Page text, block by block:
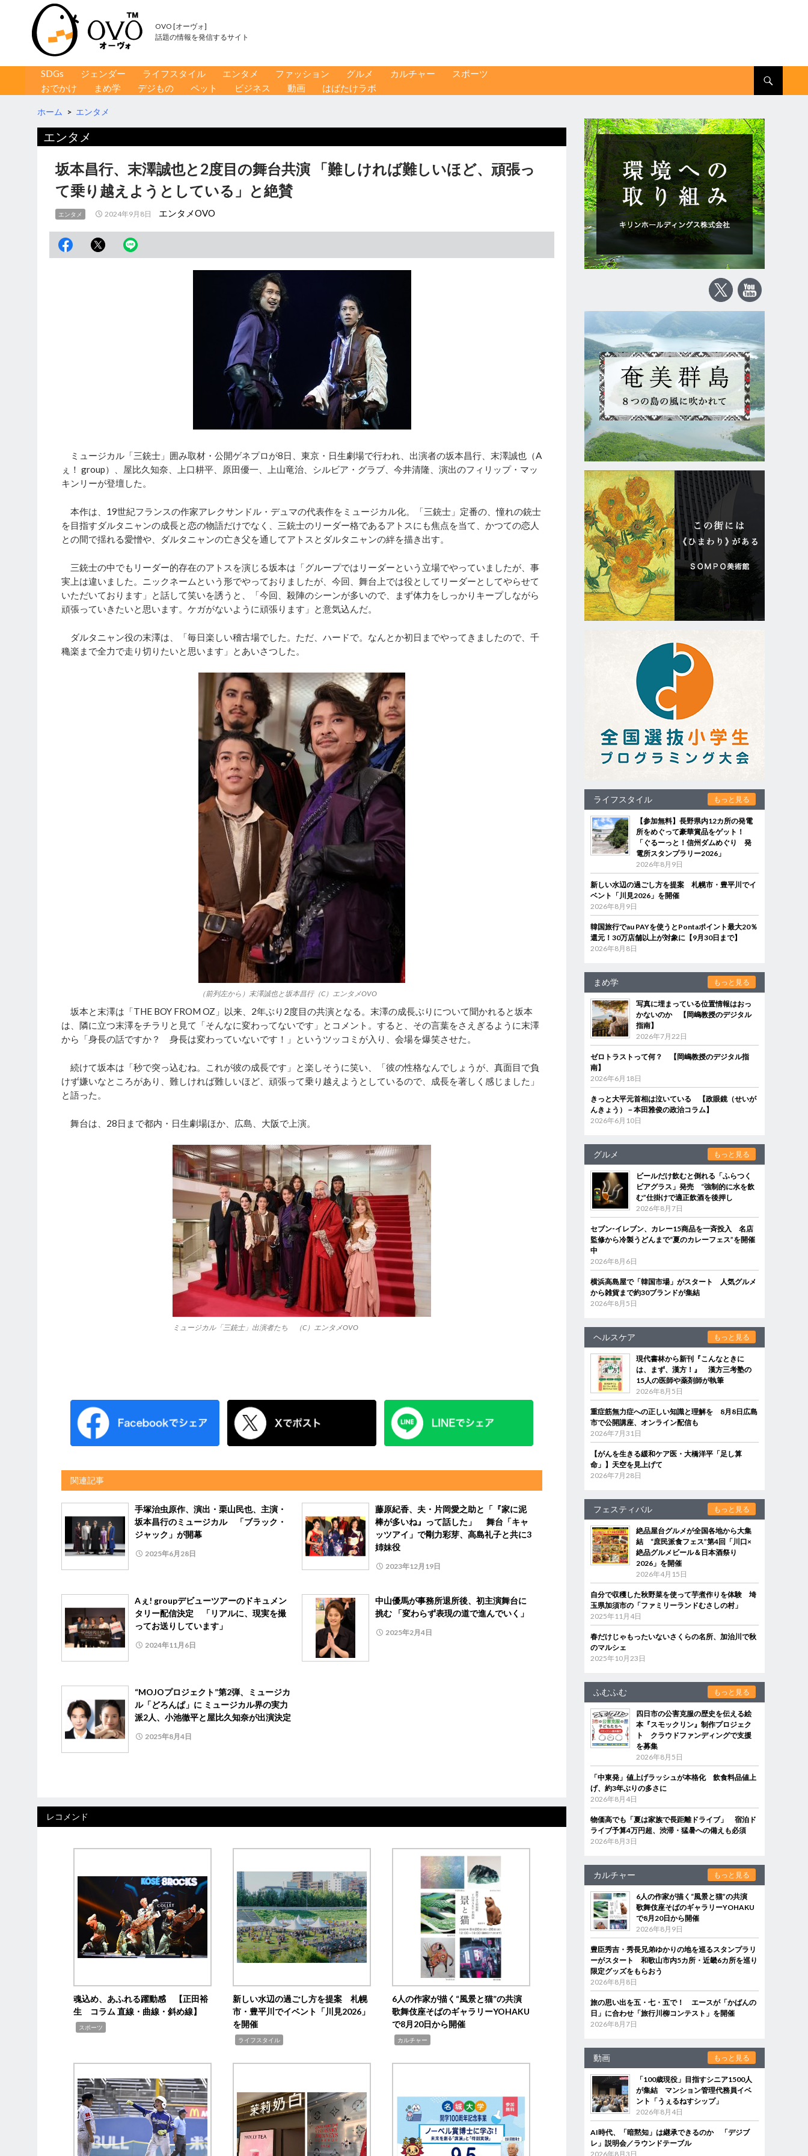
OVO [オーヴォ]
話題の情報を発信するサイト
コンテンツへ移動
SDGs ジェンダー ライフスタイル エンタメ ファッション グルメ カルチャー
スポーツ
おでかけ
まめ学 デジもの ペット ビジネス 動画 はばたけラボ
ホーム > エンタメ
エンタメ
坂本昌行、末澤誠也と2度目の舞台共演 「難しければ難しいほど、頑張っ
て乗り越えようとしている」と絶賛
エンタメ 2024年9月8日 エンタメOVO
ミュージカル「三銃士」囲み取材・公開ゲネプロが8日、東京・日生劇場で行われ、出演者の坂本昌行、末澤誠也（A
ぇ！ group）、屋比久知奈、上口耕平、原田優一、上山竜治、シルビア・グラブ、今井清隆、演出のフィリップ・マッ
キンリーが登壇した。
本作は、19世紀フランスの作家アレクサンドル・デュマの代表作をミュージカル化。「三銃士」定番の、憧れの銃士
を目指すダルタニャンの成長と恋の物語だけでなく、三銃士のリーダー格であるアトスにも焦点を当て、かつての恋人
との間で揺れる愛憎や、ダルタニャンの亡き父を通してアトスとダルタニャンの絆を描き出す。
三銃士の中でもリーダー的存在のアトスを演じる坂本は「グループではリーダーという立場でやっていましたが、事
実上は違いました。ニックネームという形でやっておりましたが、今回、舞台上では役としてリーダーとしてやらせて
いただいております」と話して笑いを誘うと、「今回、殺陣のシーンが多いので、まず体力をしっかりキープしながら
頑張っていきたいと思います。ケガがないように頑張ります」と意気込んだ。
ダルタニャン役の末澤は、「毎日楽しい稽古場でした。ただ、ハードで。なんとか初日までやってきましたので、千
穐楽まで全力で走り切りたいと思います」とあいさつした。
（前列左から）末澤誠也と坂本昌行（C）エンタメOVO
坂本と末澤は「THE BOY FROM OZ」以来、2年ぶり2度目の共演となる。末澤の成長ぶりについて聞かれると坂本
は、隣に立つ末澤をチラリと見て「そんなに変わってないです」とコメント。すると、その言葉をさえぎるように末澤
から「身長の話ですか？ 身長は変わっていないです！」というツッコミが入り、会場を爆笑させた。
続けて坂本は「秒で突っ込むね。これが彼の成長です」と楽しそうに笑い、「彼の性格なんでしょうが、真面目で負
けず嫌いなところがあり、難しければ難しいほど、頑張って乗り越えようとしているので、成長を著しく感じました」
と語った。
舞台は、28日まで都内・日生劇場ほか、広島、大阪で上演。
ミュージカル「三銃士」出演者たち （C）エンタメOVO
関連記事
手塚治虫原作、演出・栗山民也、主演・
坂本昌行のミュージカル 「ブラック・
ジャック」が開幕
2025年6月28日
藤原紀香、夫・片岡愛之助と「『家に泥
棒が多いね』って話した」 舞台「キャ
ッツアイ」で剛力彩芽、高島礼子と共に3
姉妹役
2023年12月19日
Aぇ! groupデビューツアーのドキュメン
タリー配信決定 「リアルに、現実を撮
ってお送りしています」
2024年11月6日
中山優馬が事務所退所後、初主演舞台に
挑む 「変わらず表現の道で進んでいく」
2025年2月4日
“MOJOプロジェクト”第2弾、ミュージカ
ル「どろんぱ」に ミュージカル界の実力
派2人、小池徹平と屋比久知奈が出演決定
2025年8月4日
レコメンド
魂込め、あふれる躍動感 【正田裕
生 コラム 直線・曲線・斜め線】
スポーツ
新しい水辺の過ごし方を提案 札幌
市・豊平川でイベント「川見2026」
を開催
ライフスタイル
6人の作家が描く“風景と猫”の共演
歌舞伎座そばのギャラリーYOHAKU
で8月20日から開催
カルチャー
ライフスタイル もっと見る
【参加無料】長野県内12カ所の発電
所をめぐって豪華賞品をゲット！
「ぐるーっと！信州ダムめぐり 発
電所スタンプラリー2026」
2026年8月9日
新しい水辺の過ごし方を提案 札幌市・豊平川でイ
ベント「川見2026」を開催
2026年8月9日
韓国旅行でau PAYを使うとPontaポイント最大20％
還元！30万店舗以上が対象に【9月30日まで】
2026年8月8日
まめ学 もっと見る
写真に埋まっている位置情報はおっ
かないのか 【岡嶋教授のデジタル
指南】
2026年7月22日
ゼロトラストって何？ 【岡嶋教授のデジタル指
南】
2026年6月18日
きっと大平元首相は泣いている 【政眼鏡（せいが
んきょう）－本田雅俊の政治コラム】
2026年6月10日
グルメ もっと見る
ビールだけ飲むと倒れる「ふらつく
ビアグラス」発売 “強制的に水を飲
む”仕掛けで適正飲酒を後押し
2026年8月7日
セブン‐イレブン、カレー15商品を一斉投入 名店
監修から冷製うどんまで“夏のカレーフェス”を開催
中
2026年8月6日
横浜高島屋で「韓国市場」がスタート 人気グルメ
から雑貨まで約30ブランドが集結
2026年8月5日
ヘルスケア もっと見る
現代書林から新刊『こんなときに
は、まず、漢方！』 漢方三考塾の
15人の医師や薬剤師が執筆
2026年8月5日
重症筋無力症への正しい知識と理解を 8月8日広島
市で公開講座、オンライン配信も
2026年7月31日
【がんを生きる緩和ケア医・大橋洋平「足し算
命」】天空を見上げて
2026年7月28日
フェスティバル もっと見る
絶品屋台グルメが全国各地から大集
結 “庶民派食フェス”第4回「川口×
絶品グルメビール＆日本酒祭り
2026」を開催
2026年4月15日
自分で収穫した秋野菜を使って芋煮作りを体験 埼
玉県加須市の「ファミリーランドむさしの村」
2025年11月4日
春だけじゃもったいないさくらの名所、加治川で秋
のマルシェ
2025年10月23日
ふむふむ もっと見る
四日市の公害克服の歴史を伝える絵
本『スモックリン』制作プロジェク
ト クラウドファンディングで支援
を募集
2026年8月5日
「中東発」値上げラッシュが本格化 飲食料品値上
げ、約3年ぶりの多さに
2026年8月4日
物価高でも「夏は家族で長距離ドライブ」 宿泊ド
ライブ予算4万円超、渋滞・猛暑への備えも必須
2026年8月3日
カルチャー もっと見る
6人の作家が描く“風景と猫”の共演
歌舞伎座そばのギャラリーYOHAKU
で8月20日から開催
2026年8月9日
豊臣秀吉・秀長兄弟ゆかりの地を巡るスタンプラリ
ーがスタート 和歌山市内5カ所・近畿6カ所を巡り
限定グッズをもらおう
2026年8月8日
旅の思い出を五・七・五で！ エースが「かばんの
日」に合わせ「旅行川柳コンテスト」を開催
2026年8月7日
動画 もっと見る
「100歳現役」目指すシニア1500人
が集結 マンション管理代務員イベ
ント「うぇるねすシップ」
2026年8月4日
AI時代、「暗黙知」は継承できるのか 「デジブ
レ」説明会／ラウンドテーブル
2026年8月3日